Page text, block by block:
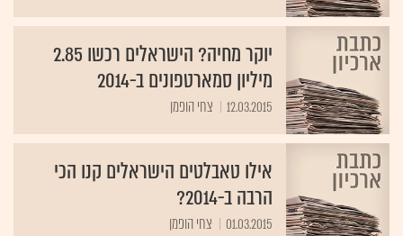
יוקר מחיה? הישראלים רכשו 2.85
מיליון סמארטפונים ב-2014
12.03.2015 צחי הופמן
אילו טאבלטים הישראלים קנו הכי
הרבה ב-2014?
01.03.2015 צחי הופמן